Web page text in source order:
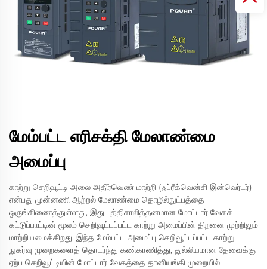
மேம்பட்ட எரிசக்தி மேலாண்மை
அமைப்பு
காற்று செறிவூட்டி அலை அதிர்வெண் மாற்றி (ஃப்ரீக்வென்சி இன்வெர்டர்)
என்பது முன்னணி ஆற்றல் மேலாண்மை தொழில்நுட்பத்தை
ஒருங்கிணைத்துள்ளது, இது புத்திசாலித்தனமான மோட்டார் வேகக்
கட்டுப்பாட்டின் மூலம் செறிவூட்டப்பட்ட காற்று அமைப்பின் திறனை முற்றிலும்
மாற்றியமைக்கிறது. இந்த மேம்பட்ட அமைப்பு செறிவூட்டப்பட்ட காற்று
நுகர்வு முறைகளைத் தொடர்ந்து கண்காணித்து, துல்லியமான தேவைக்கு
ஏற்ப செறிவூட்டியின் மோட்டார் வேகத்தை தானியங்கி முறையில்